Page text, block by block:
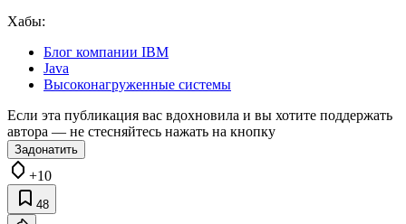
Хабы:
Блог компании IBM
Java
Высоконагруженные системы
Если эта публикация вас вдохновила и вы хотите поддержать
автора — не стесняйтесь нажать на кнопку
Задонатить
+10
48